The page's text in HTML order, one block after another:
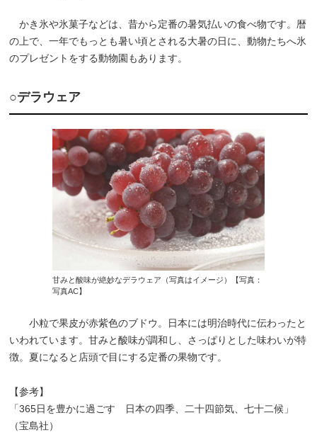
かき氷や氷菓子などは、昔から定番の暑気払いの食べ物です。暦
の上で、一年でもっとも暑い頃とされる大暑の日に、動物たちへ氷
のプレゼントをする動物園もあります。
○デラウェア
甘みと酸味が絶妙なデラウェア（写真はイメージ）【写真：
写真AC】
小粒で果皮が赤紫色のブドウ。日本には明治時代に伝わったと
いわれています。甘みと酸味が調和し、さっぱりとした味わいが特
徴。夏になると店頭で目にする定番の果物です。
【参考】
「365日を豊かに過ごす 日本の四季、二十四節気、七十二候」
（宝島社）